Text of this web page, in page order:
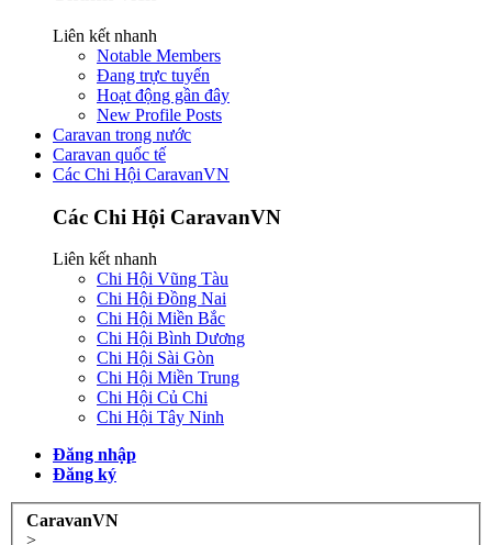
Liên kết nhanh
Notable Members
Đang trực tuyến
Hoạt động gần đây
New Profile Posts
Caravan trong nước
Caravan quốc tế
Các Chi Hội CaravanVN
Các Chi Hội CaravanVN
Liên kết nhanh
Chi Hội Vũng Tàu
Chi Hội Đồng Nai
Chi Hội Miền Bắc
Chi Hội Bình Dương
Chi Hội Sài Gòn
Chi Hội Miền Trung
Chi Hội Củ Chi
Chi Hội Tây Ninh
Đăng nhập
Đăng ký
CaravanVN
>